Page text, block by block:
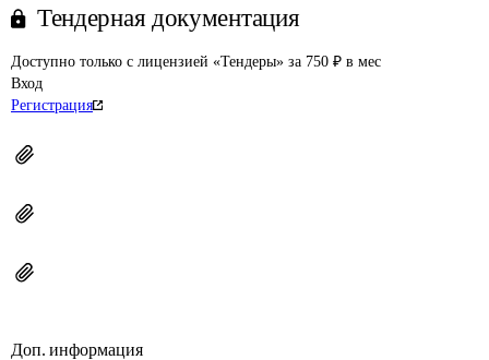
Тендерная документация
Доступно только с лицензией «Тендеры» за 750 ₽ в мес
Вход
Регистрация
Доп. информация